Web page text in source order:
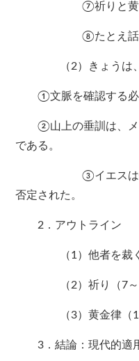
⑦祈りと黄金律
⑧たとえ話による
（2）きょうは、⑥
①文脈を確認する必
②山上の垂訓は、メ
である。
③イエスは特に、
否定された。
2．アウトライン
（1）他者を裁く
（2）祈り（7～
（3）黄金律（12
3．結論：現代的適